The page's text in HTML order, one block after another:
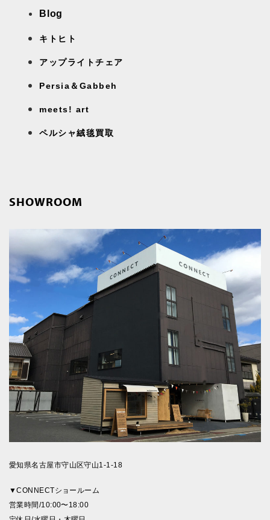
Blog
キトヒト
アップライトチェア
Persia＆Gabbeh
meets! art
ペルシャ絨毯買取
SHOWROOM
愛知県名古屋市守山区守山1-1-18
▼CONNECTショールーム
営業時間/10:00〜18:00